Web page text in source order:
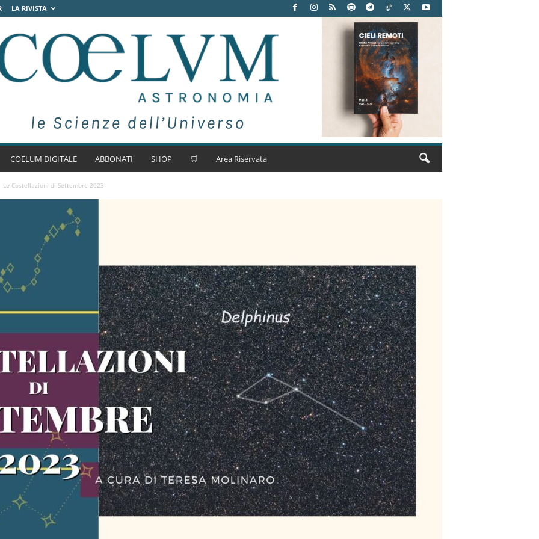
LA RIVISTA
COELUM DIGITALE ABBONATI SHOP 🛒 Area Riservata
Le Costellazioni di Settembre 2023